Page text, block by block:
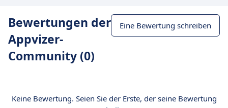
Bewertungen der
Appvizer-
Community (0)
Eine Bewertung schreiben
Keine Bewertung. Seien Sie der Erste, der seine Bewertung